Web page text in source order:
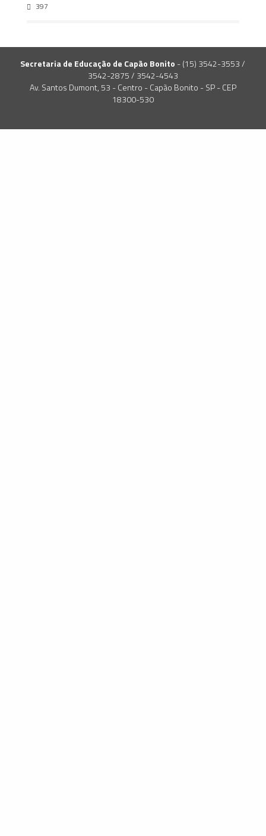
397
Secretaria de Educação de Capão Bonito - (15) 3542-3553 /
3542-2875 / 3542-4543
Av. Santos Dumont, 53 - Centro - Capão Bonito - SP - CEP
18300-530